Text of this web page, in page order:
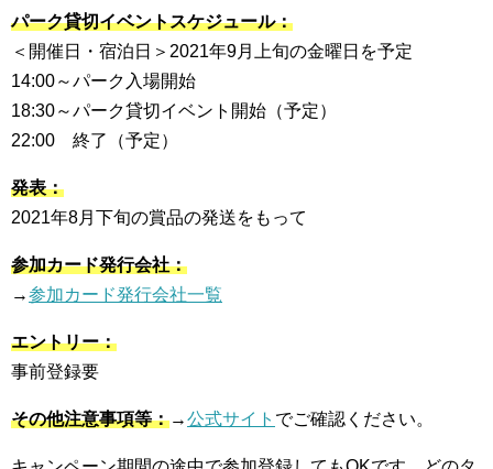
パーク貸切イベントスケジュール：
＜開催日・宿泊日＞2021年9月上旬の金曜日を予定
14:00～パーク入場開始
18:30～パーク貸切イベント開始（予定）
22:00 終了（予定）
発表：
2021年8月下旬の賞品の発送をもって
参加カード発行会社：
→参加カード発行会社一覧
エントリー：
事前登録要
その他注意事項等：→公式サイト でご確認ください。